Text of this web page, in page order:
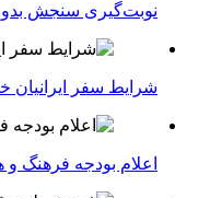
نوبت‌گیری سنجش بدو
شرایط سفر ایرانیان
اعلام بودجه فرهنگ و